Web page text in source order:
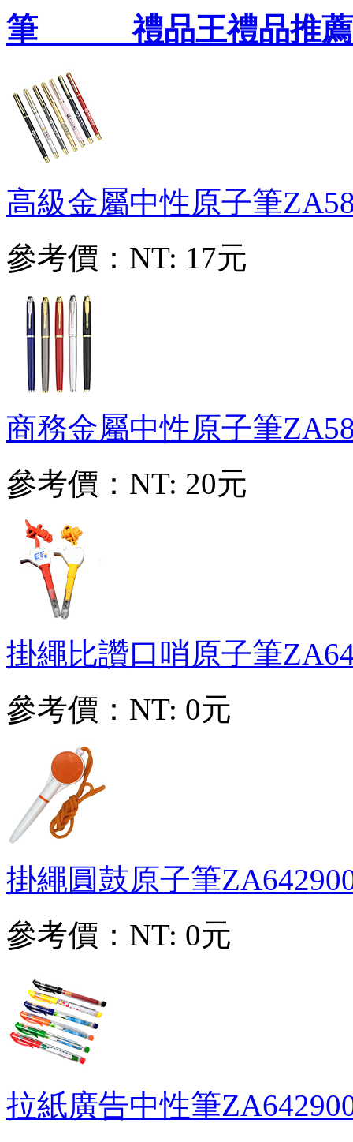
筆 禮品王禮品推薦
高級金屬中性原子筆
參考價： NT: 17元
商務金屬中性原子筆
參考價： NT: 20元
掛繩比讚口哨原子筆
參考價： NT: 0元
掛繩圓鼓原子筆
參考價： NT: 0元
拉紙廣告中性筆